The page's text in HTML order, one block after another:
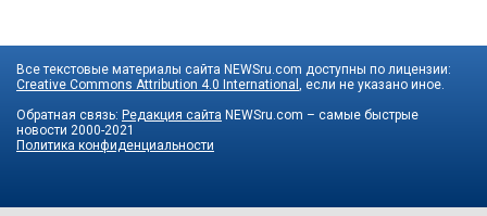
Все текстовые материалы сайта NEWSru.com доступны по лицензии:
Creative Commons Attribution 4.0 International , если не указано иное.
Обратная связь: Редакция сайта NEWSru.com – самые быстрые
новости 2000-2021
Политика конфиденциальности